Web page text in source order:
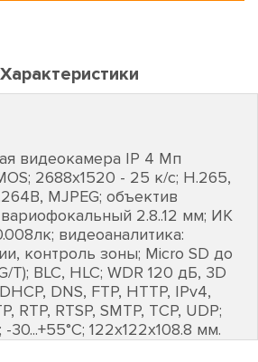
Характеристики
видеокамера IP 4 Мп
2688х1520 - 25 к/с; H.265,
MJPEG; объектив
2.8..12 мм; ИК
видеоаналитика:
контроль зоны; Micro SD до
T); BLC, HLC; WDR 120 дБ, 3D
DNS, FTP, HTTP, IPv4,
RTP, RTSP, SMTP, TCP, UDP;
30...+55°C; 122х122х108.8 мм.